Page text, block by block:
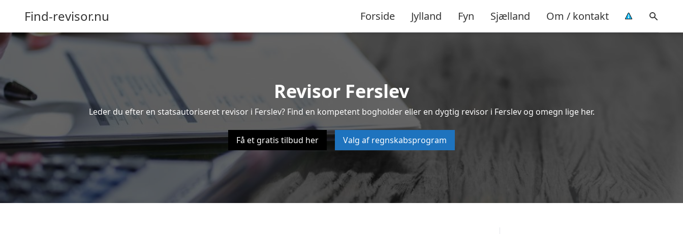
Find-revisor.nu Forside Jylland Fyn Sjælland Om / kontakt
Revisor Ferslev
Leder du efter en statsautoriseret revisor i Ferslev? Find en kompetent bogholder eller en dygtig revisor i Ferslev og omegn lige her.
Få et gratis tilbud her Valg af regnskabsprogram